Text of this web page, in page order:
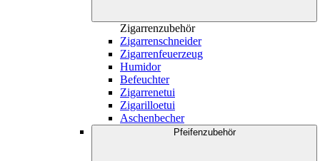
Zigarrenzubehör
Zigarrenschneider
Zigarrenfeuerzeug
Humidor
Befeuchter
Zigarrenetui
Zigarilloetui
Aschenbecher
Pfeifenzubehör